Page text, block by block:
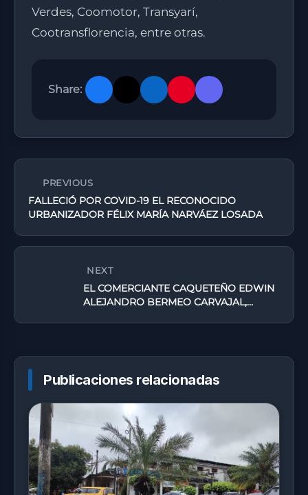
Verdes, Coomotor, Transyarí,
Cootransflorencia, entre otras.
Share:
PREVIOUS
FALLECIÓ POR COVID-19 EL RECONOCIDO
URBANIZADOR FÉLIX MARÍA NARVÁEZ LOSADA
NEXT
EL COMERCIANTE CAQUETEÑO EDWIN
ALEJANDRO BERMEO CARVAJAL,
Publicaciones relacionadas